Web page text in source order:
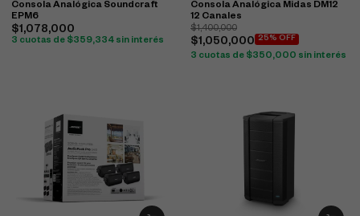
Consola Analógica Soundcraft
EPM6
$1,078,000
3 cuotas de $359,334 sin interés
Consola Analógica Midas DM12
12 Canales
$1,400,000
$1,050,000 25% OFF
3 cuotas de $350,000 sin interés